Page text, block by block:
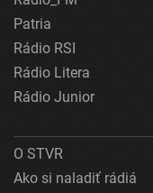
Patria
Rádio RSI
Rádio Litera
Rádio Junior
O STVR
Ako si naladiť rádiá